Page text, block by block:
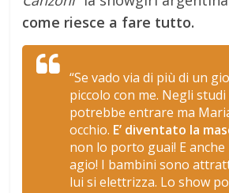
come riesce a fare tutto.
“Se vado via di più di un
piccolo con me. Negli
potrebbe entrare ma
occhio. E’ diventato la
non lo porto guai! E anche
agio! I bambini sono
lui si elettrizza. Lo show